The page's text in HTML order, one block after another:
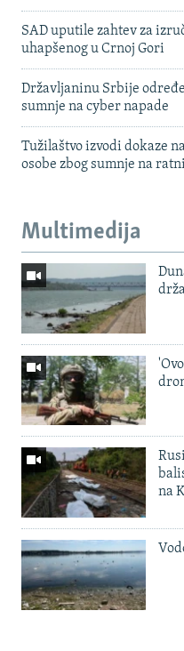
SAD uputile zahtev za
uhapšenog u Crnoj Gori
Državljaninu Srbije
sumnje na cyber napade
Tužilaštvo izvodi dokaze
osobe zbog sumnje na
Multimedija
na